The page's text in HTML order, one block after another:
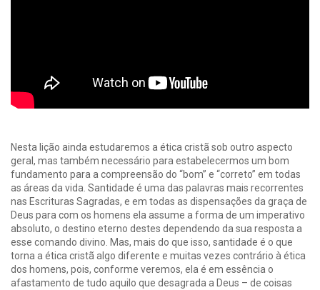
Nesta lição ainda estudaremos a ética cristã sob outro aspecto
geral, mas também necessário para estabelecermos um bom
fundamento para a compreensão do “bom” e “correto” em todas
as áreas da vida. Santidade é uma das palavras mais recorrentes
nas Escrituras Sagradas, e em todas as dispensações da graça de
Deus para com os homens ela assume a forma de um imperativo
absoluto, o destino eterno destes dependendo da sua resposta a
esse comando divino. Mas, mais do que isso, santidade é o que
torna a ética cristã algo diferente e muitas vezes contrário à ética
dos homens, pois, conforme veremos, ela é em essência o
afastamento de tudo aquilo que desagrada a Deus – de coisas